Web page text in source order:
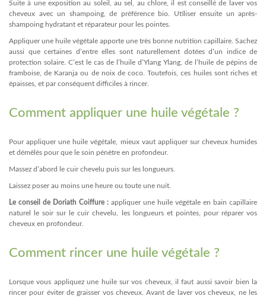
Suite à une exposition au soleil, au sel, au chlore, il est conseillé de laver vos
cheveux avec un shampoing, de préférence bio. Utiliser ensuite un après-
shampoing hydratant et réparateur pour les pointes.
Appliquer une huile végétale apporte une très bonne nutrition capillaire. Sachez
aussi que certaines d’entre elles sont naturellement dotées d’un indice de
protection solaire. C’est le cas de l’huile d’Ylang Ylang, de l’huile de pépins de
framboise, de Karanja ou de noix de coco. Toutefois, ces huiles sont riches et
épaisses, et par conséquent difficiles à rincer.
Comment appliquer une huile végétale ?
Pour appliquer une huile végétale, mieux vaut appliquer sur cheveux humides
et démêlés pour que le soin pénètre en profondeur.
Massez d’abord le cuir chevelu puis sur les longueurs.
Laissez poser au moins une heure ou toute une nuit.
Le conseil de Doriath Coiffure : appliquer une huile végétale en bain capillaire
naturel le soir sur le cuir chevelu, les longueurs et pointes, pour réparer vos
cheveux en profondeur.
Comment rincer une huile végétale ?
Lorsque vous appliquez une huile sur vos cheveux, il faut aussi savoir bien la
rincer pour éviter de graisser vos cheveux. Avant de laver vos cheveux, ne les